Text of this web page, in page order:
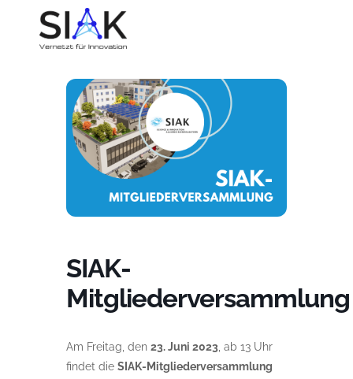
SIAK-
Mitgliederversammlung
Am Freitag, den 23. Juni 2023 , ab 13 Uhr
findet die SIAK-Mitgliederversammlung